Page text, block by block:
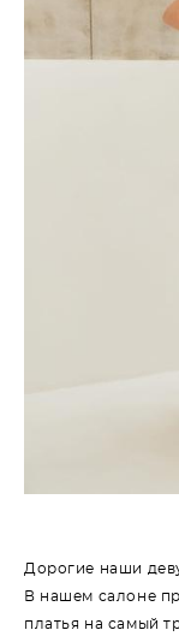
Дорогие наши
В нашем салоне
платья на самый